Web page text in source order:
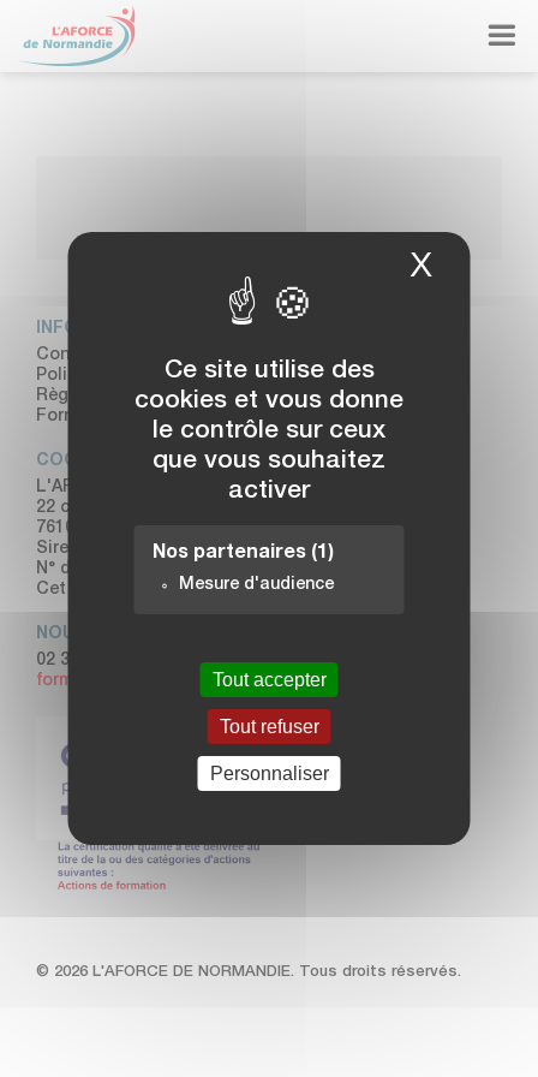
Panneau de gestion des cookies
Ce site utilise des
cookies et vous donne
le contrôle sur ceux
que vous souhaitez
activer
Nos partenaires (1)
Mesure d'audience
Tout accepter
Tout refuser
Personnaliser
X

INFORMATIONS
Conditions Générales de Vente
Politique de Confidentialité
Règlement Intérieur
Formulaire de réclamation client
COORDONNÉES
L'AFORCE DE NORMANDIE
22 cours Camille Claudel
76100 ROUEN
Siret : 481 072 072 00020
N° de déclaration d’activité : 23760103176
Cet enregistrement ne vaut pas agrément de l'Etat
NOUS CONTACTER
02 35 89 00 48
formation@aforcedenormandie.fr
© 2026 L'AFORCE DE NORMANDIE. Tous droits réservés.